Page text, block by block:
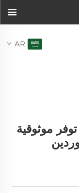
AR
موثوقية